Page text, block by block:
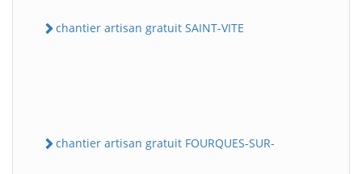
chantier artisan gratuit SAINT-VITE
chantier artisan gratuit FOURQUES-SUR-